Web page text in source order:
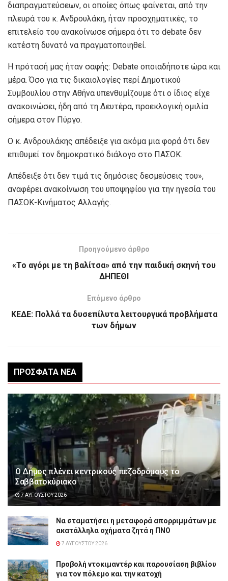
διαπραγματεύσεων, οι οποίες όπως φαίνεται, από την
πλευρά του κ. Ανδρουλάκη, ήταν προσχηματικές, το
επιτελείο του ανακοίνωσε σήμερα ότι το debate δεν
κατέστη δυνατό να πραγματοποιηθεί.
Η πρότασή μας ήταν σαφής: Debate οποιαδήποτε ώρα και
μέρα. Όσο για τις δικαιολογίες περί Δημοτικού
Συμβουλίου στην Αθήνα υπενθυμίζουμε ότι ο ίδιος είχε
ανακοινώσει, ήδη από τη Δευτέρα, προεκλογική ομιλία
σήμερα στον Πύργο.
Ο κ. Ανδρουλάκης απέδειξε για ακόμα μια φορά ότι δεν
επιθυμεί τον δημοκρατικό διάλογο στο ΠΑΣΟΚ.
Απέδειξε ότι δεν τιμά τις δημόσιες δεσμεύσεις του»,
αναφέρει ανακοίνωση του υποψηφίου για την ηγεσία του
ΠΑΣΟΚ-Κινήματος Αλλαγής.
Προηγούμενο άρθρο
«Το αγόρι με τη βαλίτσα» από την παιδική σκηνή του
ΔΗΠΕΘΙ
Επόμενο άρθρο
ΚΕΔΕ: Πολλά τα δυσεπίλυτα λειτουργικά προβλήματα
των δήμων
ΠΡΌΣΦΑΤΑ ΝΈΑ
Ο Δήμος πλένει κεντρικούς πεζοδρόμους το
Σαββατοκύριακο
7 ΑΥΓΟΎΣΤΟΥ 2026
Να σταματήσει η μεταφορά απορριμμάτων με
ακατάλληλα οχήματα ζητά η ΠΝΟ
7 ΑΥΓΟΎΣΤΟΥ 2026
Προβολή ντοκιμαντέρ και παρουσίαση βιβλίου
για τον πόλεμο και την κατοχή